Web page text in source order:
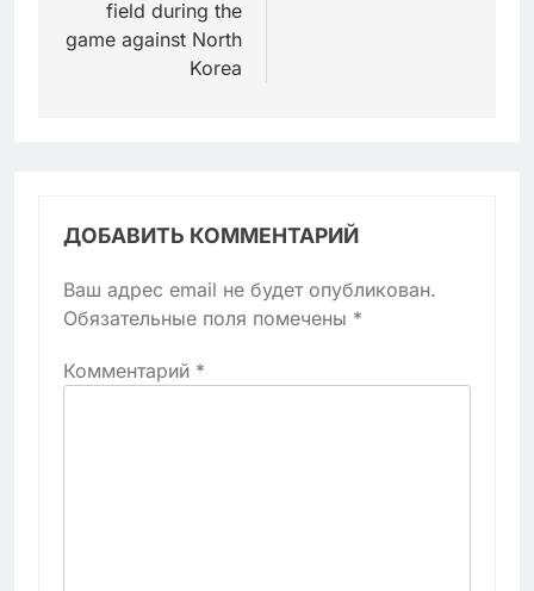
field during the
game against North
Korea
ДОБАВИТЬ КОММЕНТАРИЙ
Ваш адрес email не будет опубликован.
Обязательные поля помечены *
Комментарий *